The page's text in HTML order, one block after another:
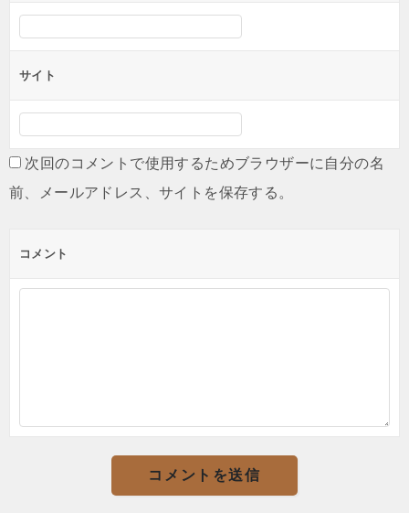
サイト
次回のコメントで使用するためブラウザーに自分の名
前、メールアドレス、サイトを保存する。
コメント